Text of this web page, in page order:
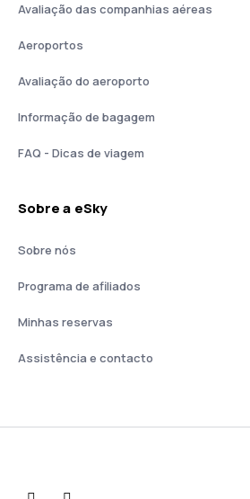
Avaliação das companhias aéreas
Aeroportos
Avaliação do aeroporto
Informação de bagagem
FAQ - Dicas de viagem
Sobre a eSky
Sobre nós
Programa de afiliados
Minhas reservas
Assistência e contacto